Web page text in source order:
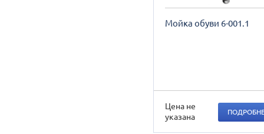
Мойка обуви 6-001.1
Цена не
указана